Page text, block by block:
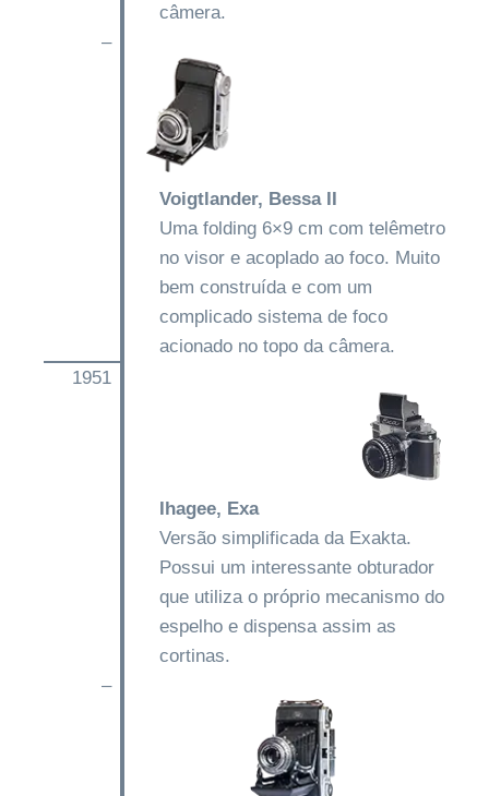
câmera.
–
Voigtlander, Bessa II
Uma folding 6×9 cm com telêmetro
no visor e acoplado ao foco. Muito
bem construída e com um
complicado sistema de foco
acionado no topo da câmera.
1951
Ihagee, Exa
Versão simplificada da Exakta.
Possui um interessante obturador
que utiliza o próprio mecanismo do
espelho e dispensa assim as
cortinas.
–